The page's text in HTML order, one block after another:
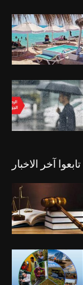
تابعوا آخر الاخبار